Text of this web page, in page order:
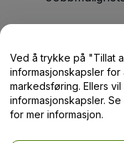
Hjelpesenter
Ved å trykke på "Tillat
informasjonskapsler
markedsføring. Ellers
informasjonskapsler. Se
for mer informasjon.